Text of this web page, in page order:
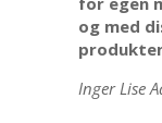
og med
Inger Lise